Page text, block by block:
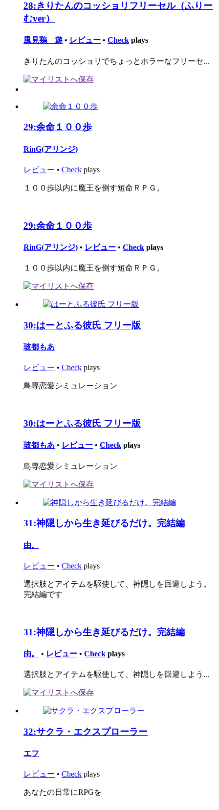
28:きりたんのコッショリフリーセル（ふりー
むver）
風見鶏 遊 • レビュー • Check plays
きりたんのコッショリでちょっとホラーなフリーセ...
29:余命１００歩
RinG(アリンジ)
レビュー • Check plays
１００歩以内に魔王を倒す短命ＲＰＧ。
29:余命１００歩
RinG(アリンジ) • レビュー • Check plays
１００歩以内に魔王を倒す短命ＲＰＧ。
30:はーとふる彼氏 フリー版
玻都もあ
レビュー • Check plays
鳥専恋愛シミュレーション
30:はーとふる彼氏 フリー版
玻都もあ • レビュー • Check plays
鳥専恋愛シミュレーション
31:神隠しから生き延びるだけ。完結編
由。
レビュー • Check plays
選択肢とアイテムを駆使して、神隠しを回避しよう。
完結編です
31:神隠しから生き延びるだけ。完結編
由。 • レビュー • Check plays
選択肢とアイテムを駆使して、神隠しを回避しよう...
32:サクラ・エクスプローラー
エフ
レビュー • Check plays
あなたの日常にRPGを